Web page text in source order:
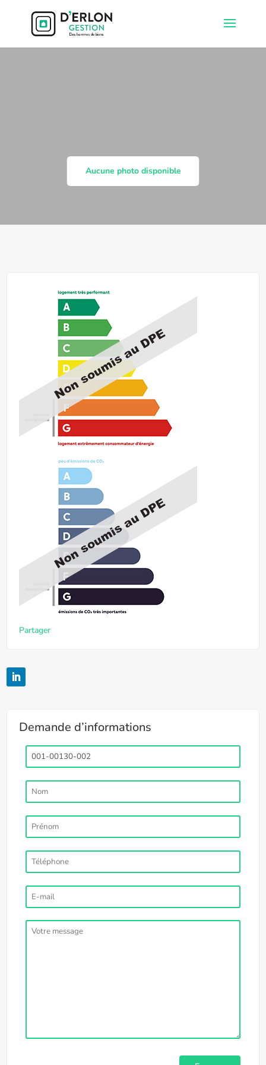
Aucune photo disponible
Partager
Demande d’informations